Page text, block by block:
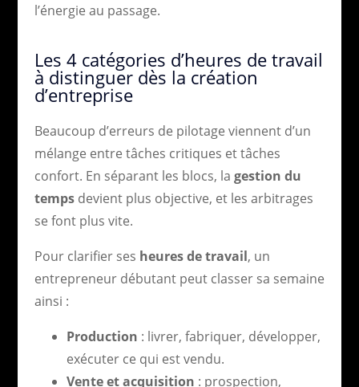
l’énergie au passage.
Les 4 catégories d’heures de travail
à distinguer dès la création
d’entreprise
Beaucoup d’erreurs de pilotage viennent d’un
mélange entre tâches critiques et tâches
confort. En séparant les blocs, la gestion du
tempsdevient plus objective, et les arbitrages
se font plus vite.
Pour clarifier ses heures de travail, un
entrepreneur débutant peut classer sa semaine
ainsi :
Production : livrer, fabriquer, développer,
exécuter ce qui est vendu.
Vente et acquisition : prospection,